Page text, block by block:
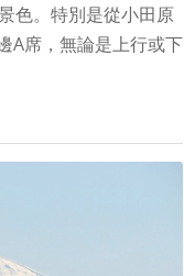
色。特別是從小田原
A席，無論是上行或下